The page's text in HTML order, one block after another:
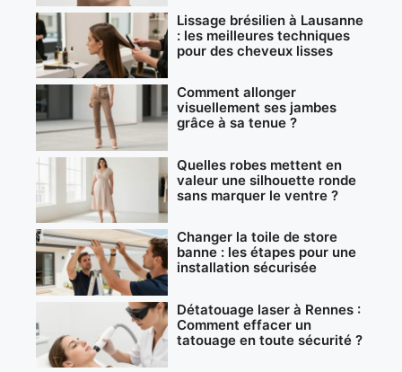
Lissage brésilien à Lausanne
: les meilleures techniques
pour des cheveux lisses
Comment allonger
visuellement ses jambes
grâce à sa tenue ?
Quelles robes mettent en
valeur une silhouette ronde
sans marquer le ventre ?
Changer la toile de store
banne : les étapes pour une
installation sécurisée
Détatouage laser à Rennes :
Comment effacer un
tatouage en toute sécurité ?